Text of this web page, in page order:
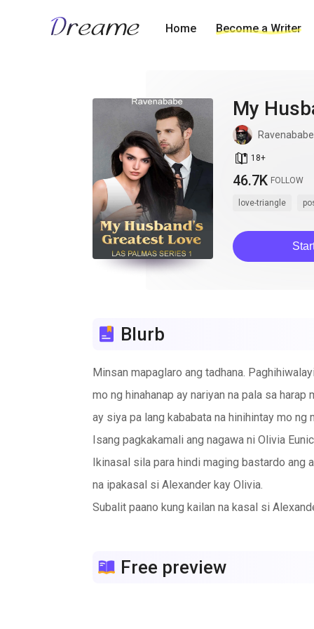
Home Become a Writer
My
Ravenababe
book_age 18+
46.7K FOLLOW
love-triangle
Blurb
Minsan mapaglaro ang tadhana.
mo ng hinahanap ay nariyan na pala sa
ay siya pa lang kababata na hinihintay mo ng
Isang pagkakamali ang nagawa ni Olivia
Ikinasal sila para hindi maging bastardo ang
na ipakasal si Alexander kay Olivia.
Subalit paano kung kailan na kasal si
nalaman niya ang totoo saka naman siya
pa lang minahal ay dumating na sa buhay
Free preview